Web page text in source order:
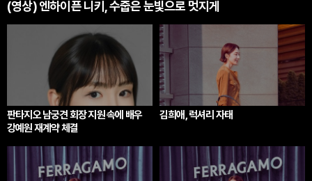
(영상) 엔하이픈 니키, 수줍은 눈빛으로 멋지게
판타지오 남궁견 회장 지원 속에 배우
강예원 재계약 체결
김희애, 럭셔리 자태